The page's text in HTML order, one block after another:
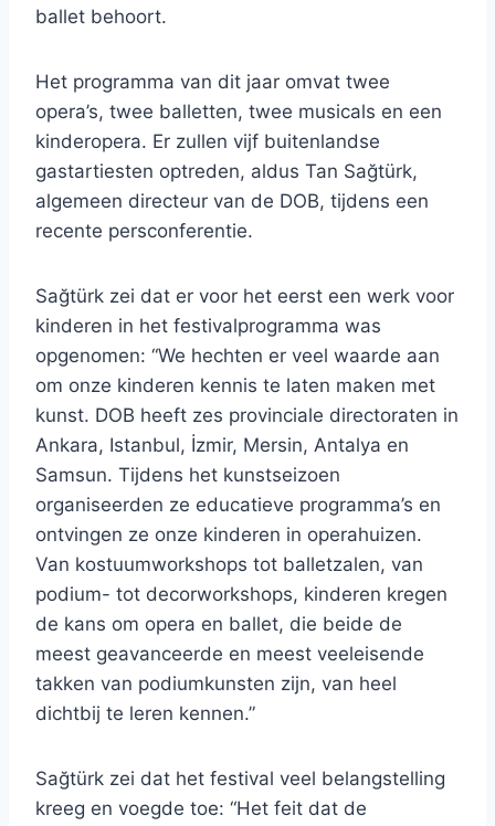
ballet behoort.
Het programma van dit jaar omvat twee
opera’s, twee balletten, twee musicals en een
kinderopera. Er zullen vijf buitenlandse
gastartiesten optreden, aldus Tan Sağtürk,
algemeen directeur van de DOB, tijdens een
recente persconferentie.
Sağtürk zei dat er voor het eerst een werk voor
kinderen in het festivalprogramma was
opgenomen: “We hechten er veel waarde aan
om onze kinderen kennis te laten maken met
kunst. DOB heeft zes provinciale directoraten in
Ankara, Istanbul, İzmir, Mersin, Antalya en
Samsun. Tijdens het kunstseizoen
organiseerden ze educatieve programma’s en
ontvingen ze onze kinderen in operahuizen.
Van kostuumworkshops tot balletzalen, van
podium- tot decorworkshops, kinderen kregen
de kans om opera en ballet, die beide de
meest geavanceerde en meest veeleisende
takken van podiumkunsten zijn, van heel
dichtbij te leren kennen.”
Sağtürk zei dat het festival veel belangstelling
kreeg en voegde toe: “Het feit dat de